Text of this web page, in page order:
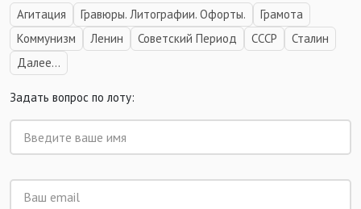
Агитация Гравюры. Литографии. Офорты.
Грамота
Коммунизм
Ленин Советский Период СССР
Сталин
Далее...
Задать вопрос по лоту: